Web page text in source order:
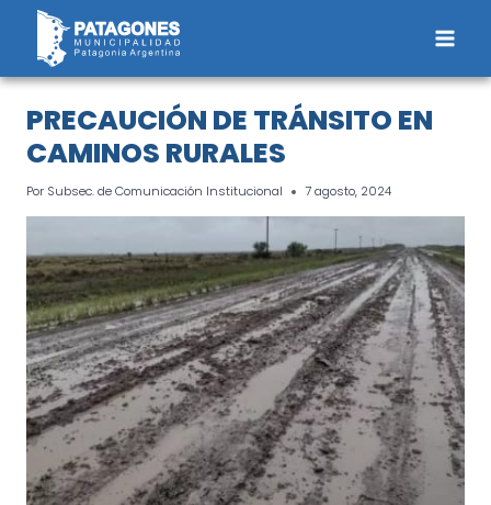
Saltar
contenido
PRECAUCIÓN DE TRÁNSITO EN
CAMINOS RURALES
Por Subsec. de Comunicación Institucional 7 agosto, 2024